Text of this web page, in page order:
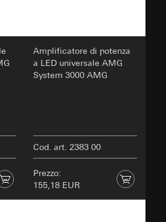
Amplificatore di potenza
a LED universale AMG
System 3000 AMG
Cod. art. 2383 00
Prezzo:
155,18 EUR